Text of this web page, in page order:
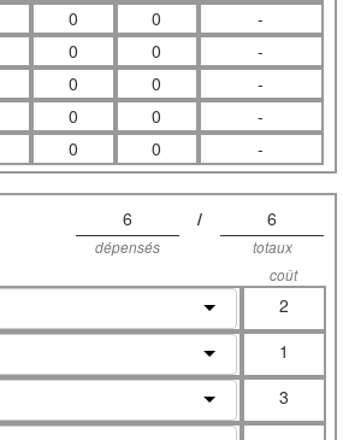
0 0
-
0 0
-
0 0
-
0 0
-
0 0 -
6 / 6
dépensés
totaux
coût
2
1
3